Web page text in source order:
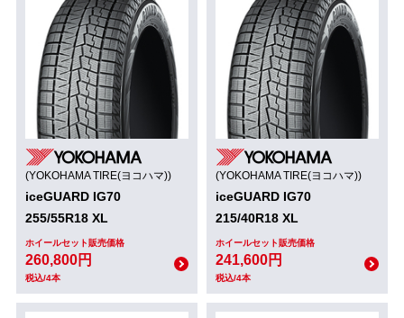
(YOKOHAMA TIRE(ヨコハマ))
iceGUARD IG70
255/55R18 XL
ホイールセット販売価格
260,800円
税込/4本
(YOKOHAMA TIRE(ヨコハマ))
iceGUARD IG70
215/40R18 XL
ホイールセット販売価格
241,600円
税込/4本